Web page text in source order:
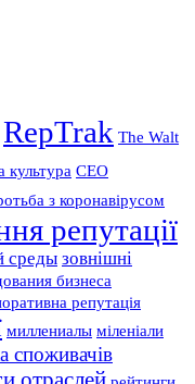
RepTrak The Walt
культура СЕО
з коронавірусом
репутації
среды зовнішні
бизнеса
репутація
миллениалы міленіали
споживачів